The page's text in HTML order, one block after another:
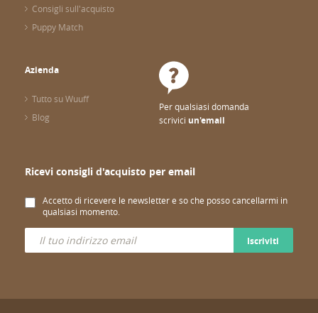
Consigli sull'acquisto
Puppy Match
Azienda
Tutto su Wuuff
Blog
Per qualsiasi domanda
scrivici un'email
Ricevi consigli d'acquisto per email
Accetto di ricevere le newsletter e so che posso cancellarmi in
qualsiasi momento.
Iscriviti